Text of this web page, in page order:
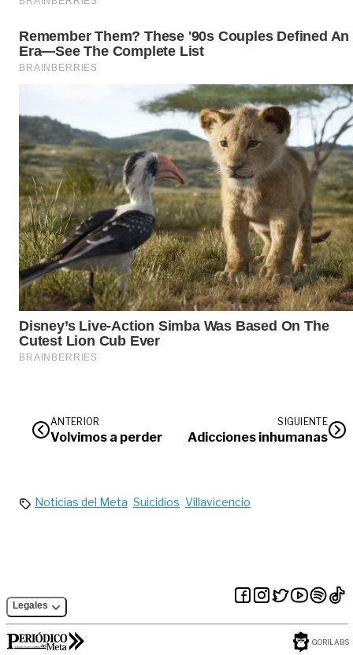
ANTERIOR
Volvimos a perder
SIGUIENTE
Adicciones inhumanas
Noticias del Meta Suicidios Villavicencio
Legales
GORILABS